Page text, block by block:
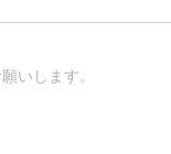
いします。